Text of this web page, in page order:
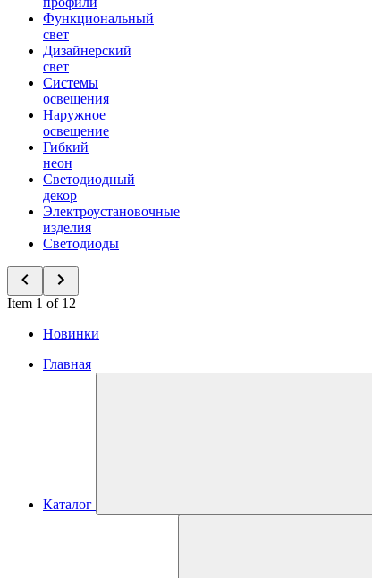
Функциональный
свет
Дизайнерский
свет
Системы
освещения
Наружное
освещение
Гибкий
неон
Светодиодный
декор
Электроустановочные
изделия
Светодиоды
Item 1 of 12
Новинки
Главная
Каталог